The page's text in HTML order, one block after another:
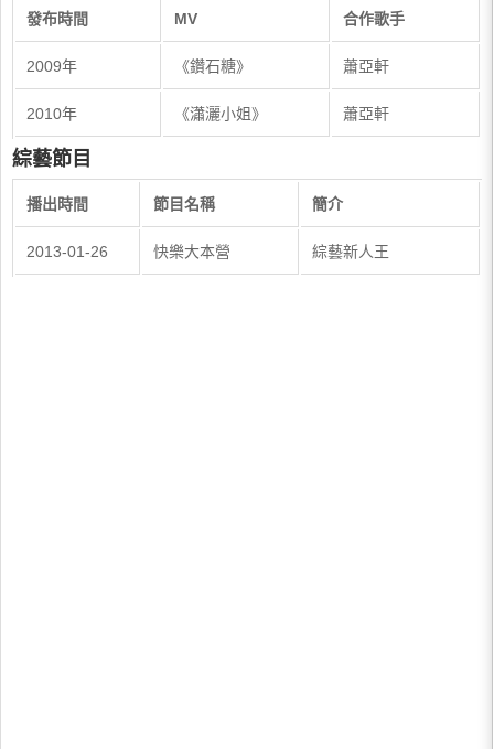
發布時間 MV 合作歌手
2009年 《鑽石糖》 蕭亞軒
2010年 《瀟灑小姐》 蕭亞軒
綜藝節目
播出時間 節目名稱 簡介
2013-01-26 快樂大本營 綜藝新人王